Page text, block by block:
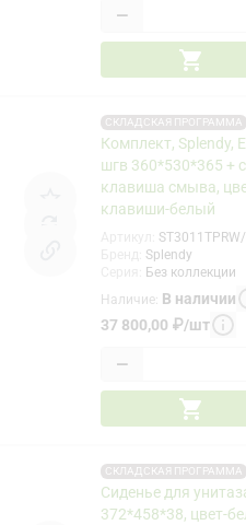
−
СКЛАДСКАЯ ПРОГРАММА
Комплект, Splendy,
шгв 360*530*365 +
клавиша смыва,
клавиши-белый
Splendy
Без коллекции
Наличие: В наличии
37 800,00 ₽/шт
−
СКЛАДСКАЯ ПРОГРАММА
Сиденье для
372*458*38, цвет-